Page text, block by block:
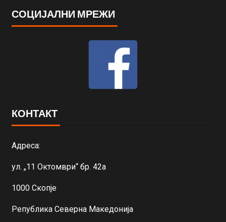
СОЦИЈАЛНИ МРЕЖИ
КОНТАКТ
Адреса:
ул. „11 Октомври“ бр. 42а
1000 Скопје
Република Северна Македонија